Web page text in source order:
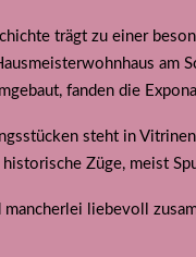
trägt zu einer
am
fanden die
steht in
Züge, meist
liebevoll